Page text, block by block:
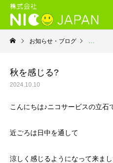
お知らせ・ブログ 就労
秋を感じる?
2024.10.10
こんにちは♪ニコサービスの立石
近ごろは日中を通して
涼しく感じるようになって来ま